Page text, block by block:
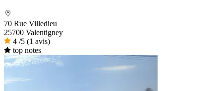
70 Rue Villedieu
25700 Valentigney
4 /5 (1 avis)
top notes